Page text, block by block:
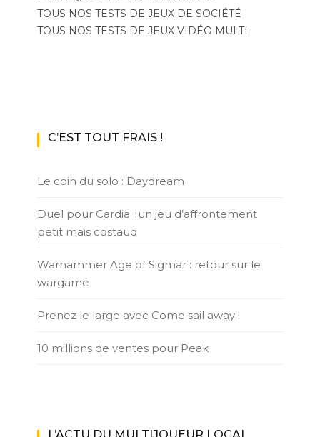
TOUS NOS TESTS DE JEUX DE SOCIÉTÉ
TOUS NOS TESTS DE JEUX VIDÉO MULTI
C’EST TOUT FRAIS !
Le coin du solo : Daydream
Duel pour Cardia : un jeu d’affrontement
petit mais costaud
Warhammer Age of Sigmar : retour sur le
wargame
Prenez le large avec Come sail away !
10 millions de ventes pour Peak